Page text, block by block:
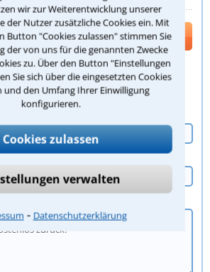
wir zur Weiterentwicklung unserer
der Nutzer zusätzliche Cookies ein. Mit
Button "Cookies zulassen" stimmen Sie
der von uns für die genannten Zwecke
zu. Über den Button "Einstellungen
Sie sich über die eingesetzten Cookies
den Umfang Ihrer Einwilligung
konfigurieren.
Cookies zulassen
verwalten
⁃ Datenschutzerklärung
Kontakt
zur Kontaktaufnahme
Formular. Vielen Dank!